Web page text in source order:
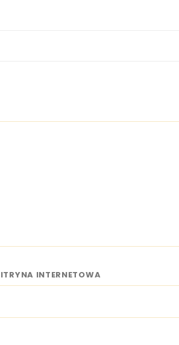
INTERNETOWA